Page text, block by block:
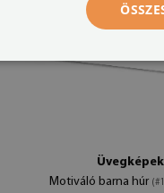
Üvegképek
Motiváló barna húr